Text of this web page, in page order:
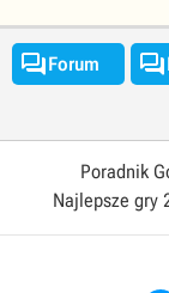
Forum 
Poradnik
Najlepsze gry